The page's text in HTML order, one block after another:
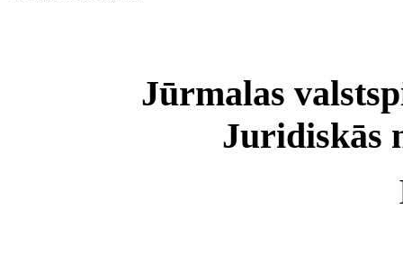
Jūrmalas
Juridiskās